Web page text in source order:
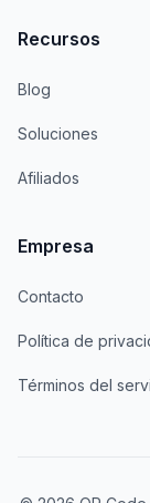
Recursos
Blog
Soluciones
Afiliados
Empresa
Contacto
Política de
Términos del